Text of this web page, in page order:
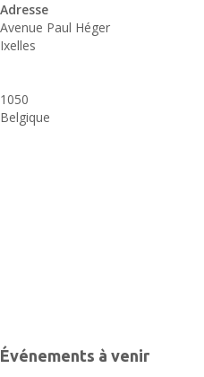
Adresse
Avenue Paul Héger
Ixelles
1050
Belgique
Événements à venir